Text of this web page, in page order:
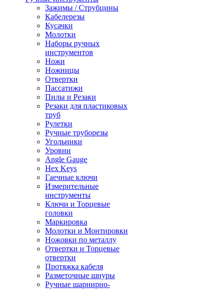
Зажимы / Струбцины
Кабелерезы
Кусачки
Молотки
Наборы ручных
инструментов
Ножи
Ножницы
Отвертки
Пассатижи
Пилы и Резаки
Резаки для пластиковых
труб
Рулетки
Ручные труборезы
Угольники
Уровни
Angle Gauge
Hex Keys
Гаечные ключи
Измерительные
инструменты
Ключи и Торцевые
головки
Маркировка
Молотки и Монтировки
Ножовки по металлу
Отвертки и Торцевые
отвертки
Протяжка кабеля
Разметочные шнуры
Ручные шарнирно-